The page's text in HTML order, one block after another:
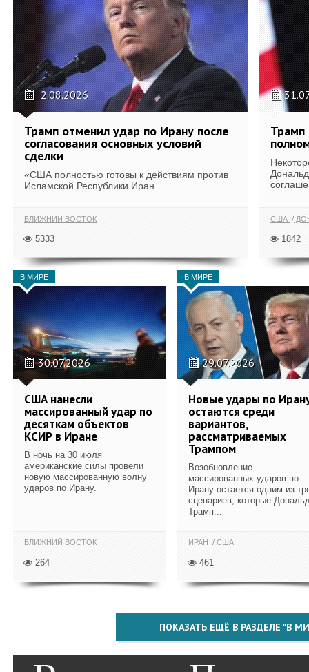
2.08.2026
Трамп отменил удар по Ирану после
согласования основных условий
сделки
«США полностью готовы к действиям против
Исламской Республики Иран...
БЛИЖНИЙ ВОСТОК
5333
Трамп
США
1842
В МИРЕ
30.07.2026
США нанесли
массированный удар по
десяткам объектов
КСИР в Иране
В ночь на 30 июля
американские силы провели
новую массированную волну
ударов по Ирану.
БЛИЖНИЙ ВОСТОК
264
В МИРЕ
29.07.2026
Новые удары по
остаются среди
вариантов,
рассматриваемых
Трампом
Возобновление
массированных ударов по
Ирану остается одним из
сценариев, которые
Трамп...
ИРАН США
461
ПОКАЗАТЬ ЕЩЁ В РАЗДЕЛЕ "В